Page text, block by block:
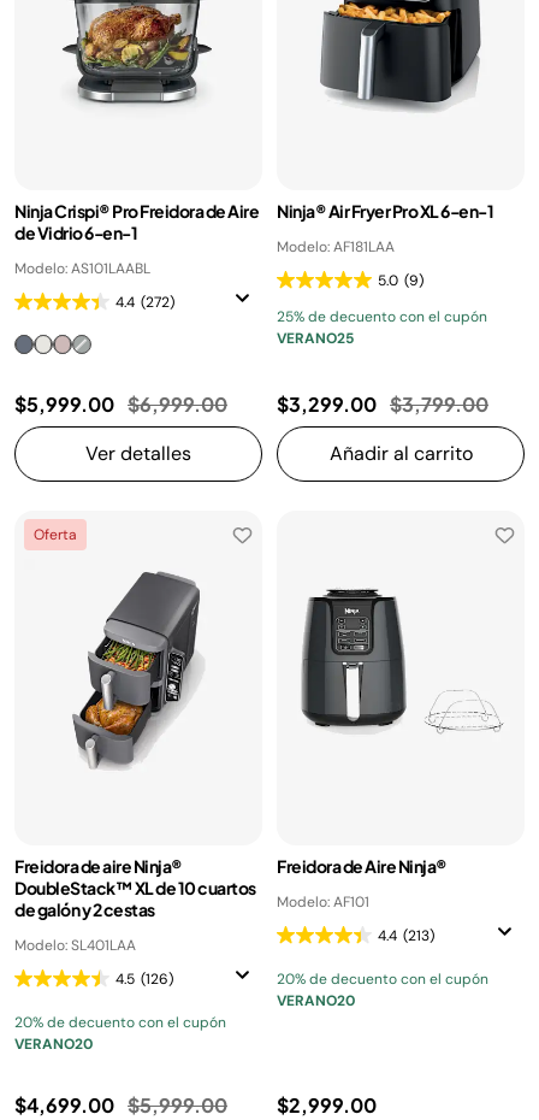
Ninja Crispi® Pro Freidora de Aire
de Vidrio 6-en-1
Modelo: AS101LAABL
4.4 (272)
$5,999.00 Precio reducido de
$6,999.00a
Ver detalles
Ninja® Air Fryer Pro XL 6-en-1
Modelo: AF181LAA
5.0 (9)
25% de decuento con el cupón
VERANO25
$3,299.00 Precio
$3,799.00a
Añadir al carrito
Oferta
Freidora de aire Ninja®
DoubleStack™ XL de 10 cuartos
de galón y 2 cestas
Modelo: SL401LAA
4.5 (126)
20% de decuento con el cupón
VERANO20
$4,699.00 Precio reducido de
$5,999.00a
Freidora de Aire Ninja®
Modelo: AF101
4.4 (213)
20% de decuento con el cupón
VERANO20
$2,999.00